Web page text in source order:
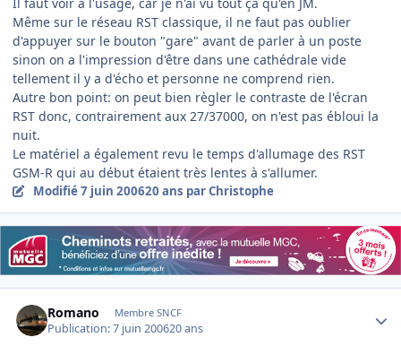
Même sur le réseau RST classique, il ne faut pas oublier
d'appuyer sur le bouton "gare" avant de parler à un poste
sinon on a l'impression d'être dans une cathédrale vide
tellement il y a d'écho et personne ne comprend rien.
Autre bon point: on peut bien règler le contraste de l'écran
RST donc, contrairement aux 27/37000, on n'est pas ébloui la
nuit.
Le matériel a également revu le temps d'allumage des RST
GSM-R qui au début étaient très lentes à s'allumer.
Modifié7 juin 200620 ans par Christophe
Romano Membre SNCF
Publication:7 juin 200620 ans